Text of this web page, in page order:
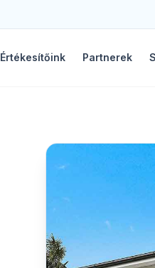
Értékesítőink Partnerek